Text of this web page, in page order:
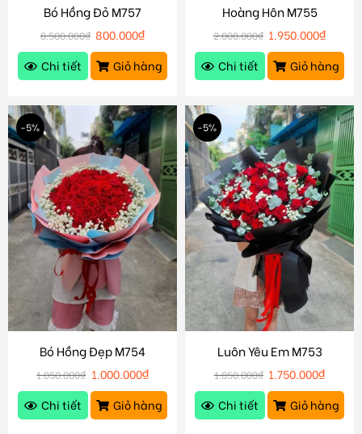
Bó Hồng Đỏ M757
8.500.000₫ 800.000₫
Chi tiết
Giỏ hàng
Hoàng Hôn M755
2.000.000₫ 1.950.000₫
Chi tiết
Giỏ hàng
-5%
Bó Hồng Đẹp M754
1.050.000₫ 1.000.000₫
Chi tiết
Giỏ hàng
-5%
Luôn Yêu Em M753
1.850.000₫ 1.750.000₫
Chi tiết
Giỏ hàng